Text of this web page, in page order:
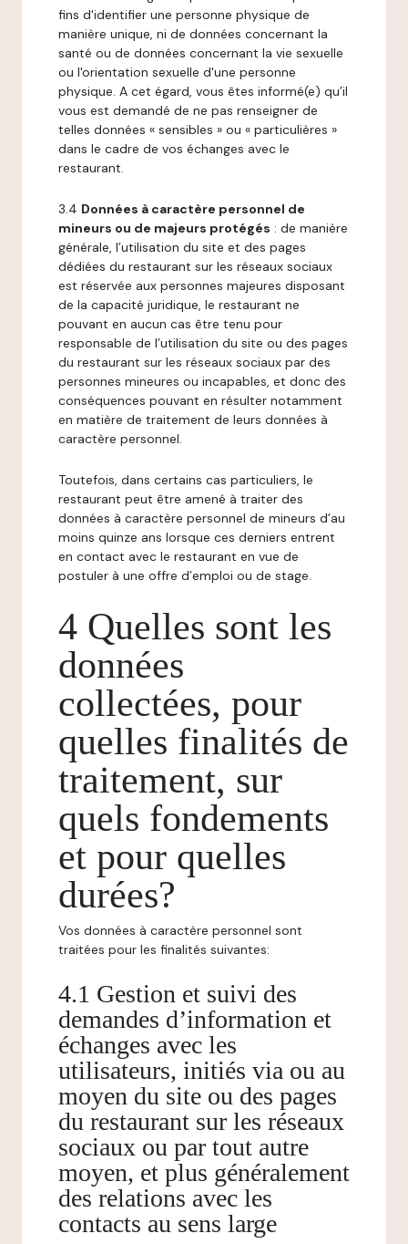
fins d'identifier une personne physique de
manière unique, ni de données concernant la
santé ou de données concernant la vie sexuelle
ou l'orientation sexuelle d'une personne
physique. A cet égard, vous êtes informé(e) qu’il
vous est demandé de ne pas renseigner de
telles données « sensibles » ou « particulières »
dans le cadre de vos échanges avec le
restaurant.
3.4 Données à caractère personnel de
mineurs ou de majeurs protégés : de manière
générale, l’utilisation du site et des pages
dédiées du restaurant sur les réseaux sociaux
est réservée aux personnes majeures disposant
de la capacité juridique, le restaurant ne
pouvant en aucun cas être tenu pour
responsable de l’utilisation du site ou des pages
du restaurant sur les réseaux sociaux par des
personnes mineures ou incapables, et donc des
conséquences pouvant en résulter notamment
en matière de traitement de leurs données à
caractère personnel.
Toutefois, dans certains cas particuliers, le
restaurant peut être amené à traiter des
données à caractère personnel de mineurs d’au
moins quinze ans lorsque ces derniers entrent
en contact avec le restaurant en vue de
postuler à une offre d’emploi ou de stage.
4 Quelles sont les
données
collectées, pour
quelles finalités de
traitement, sur
quels fondements
et pour quelles
durées?
Vos données à caractère personnel sont
traitées pour les finalités suivantes:
4.1 Gestion et suivi des
demandes d’information et
échanges avec les
utilisateurs, initiés via ou au
moyen du site ou des pages
du restaurant sur les réseaux
sociaux ou par tout autre
moyen, et plus généralement
des relations avec les
contacts au sens large